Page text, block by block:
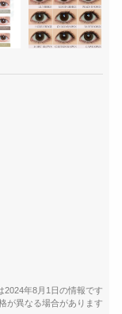
2024年8月1日の情報です
が異なる場合があります